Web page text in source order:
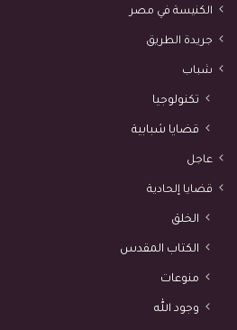
الكنيسة في مصر
جريدة الطريق
شباب
تكنولوجيا
قضايا شبابية
عاجل
قضايا إلحادية
الخلق
الكتاب المقدس
منوعات
وجود الله